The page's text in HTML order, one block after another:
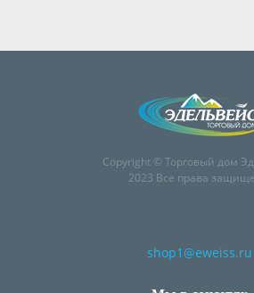
Copyright © Торговый дом
2023 Все права
shop1@eweiss.ru